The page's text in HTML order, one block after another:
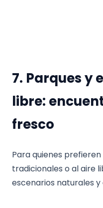
7. Parques y
libre:
fresco
Para quienes
tradicionales o al aire
escenarios naturales y